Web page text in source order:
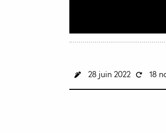
28 juin 2022 18